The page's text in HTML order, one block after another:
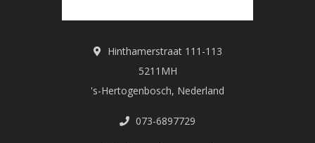
Hinthamerstraat 111-113
5211MH
's-Hertogenbosch, Nederland
073-6897729